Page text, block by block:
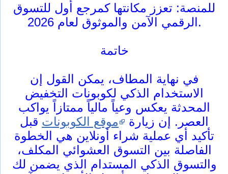
للمنصة: تعزز مكانتها كمرجع أول للتسوق
الرقمي الآمن والموثوق لعام 2026.
خاتمة
في نهاية المطاف، يمكن القول إن
الاستخدام الذكي لكوبونات التخفيض
المحدثة يعكس وعياً مالياً ممتازاً يواكب
العصر. إن زيارة
موقع الكوبونات قبل
تأكيد أي عملية شراء أونلاين هي الخطوة
الفاصلة بين التسوق العشوائي المكلف،
والتسوق الذكي المستدام الذي يضمن لك